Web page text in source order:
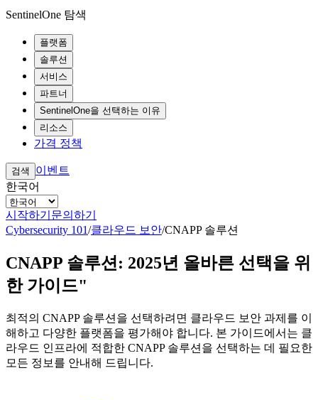
SentinelOne 탐색
플랫폼
솔루션
서비스
파트너
SentinelOne을 선택하는 이유
리소스
가격 정책
검색
이벤트
한국어
시작하기 문의하기
Cybersecurity 101/클라우드 보안/CNAPP 솔루션
CNAPP 솔루션: 2025년 올바른 선택을 위
한 가이드"
최적의 CNAPP 솔루션을 선택하려면 클라우드 보안 과제를 이
해하고 다양한 플랫폼을 평가해야 합니다. 본 가이드에서는 클
라우드 인프라에 적합한 CNAPP 솔루션을 선택하는 데 필요한
모든 정보를 안내해 드립니다.